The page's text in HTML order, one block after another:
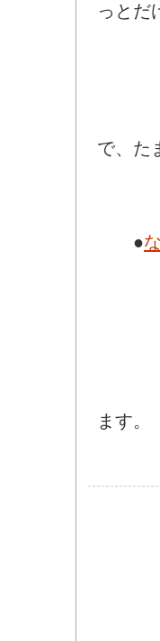
っとだ
で、た
●
煮付
鮮度
ます。